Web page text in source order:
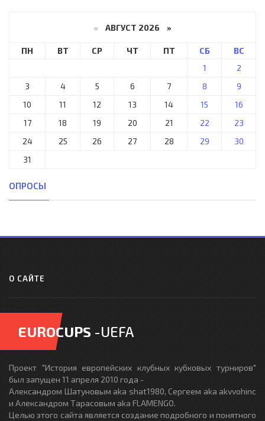
« АВГУСТ 2026 »
ПН ВТ СР ЧТ ПТ СБ
ВС
1
2
3
4 5 6 7 8
9
10
11 12 13 14 15
16
17
18 19 20 21 22
23
24
25 26 27 28 29
30
31
ОПРОСЫ
О САЙТЕ
EUROCUPS -UEFA
Проект "История европейских клубных кубковых турниров"
был запущен 11 апреля 2010 года -
Александром Шатуновым aka shat1980, Сергеем aka akvvohinc
и Александром Тарасовым aka FLAMENGO.
Целью этого сайта является создание подробного и понятного